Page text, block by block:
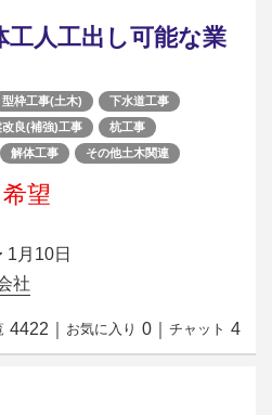
工人工出し可能な業
型枠工事(土木)
下水道工事
改良(補強)工事
杭工事
解体工事 その他土木関連
望
1月10日
社
4422 お気に入り 0 チャット 4